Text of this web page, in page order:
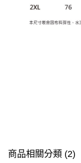
商品相關分類 (2)